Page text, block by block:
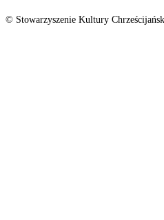
© Stowarzyszenie Kultury